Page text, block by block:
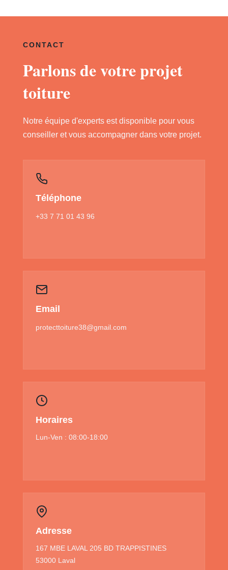
CONTACT
Parlons de votre projet
toiture
Notre équipe d'experts est disponible pour vous
conseiller et vous accompagner dans votre projet.
Téléphone
+33 7 71 01 43 96
Email
protecttoiture38@gmail.com
Horaires
Lun-Ven : 08:00-18:00
Adresse
167 MBE LAVAL 205 BD TRAPPISTINES
53000 Laval